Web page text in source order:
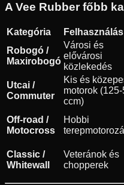
A Vee Rubber főbb
Kategória Felhasználás
Robogó /
Maxirobogó
Városi és
elővárosi
közlekedés
Utcai /
Commuter
Kis és
motorok
ccm)
Off-road /
Motocross
Hobbi
Classic /
Whitewall
Veteránok és
chopperek